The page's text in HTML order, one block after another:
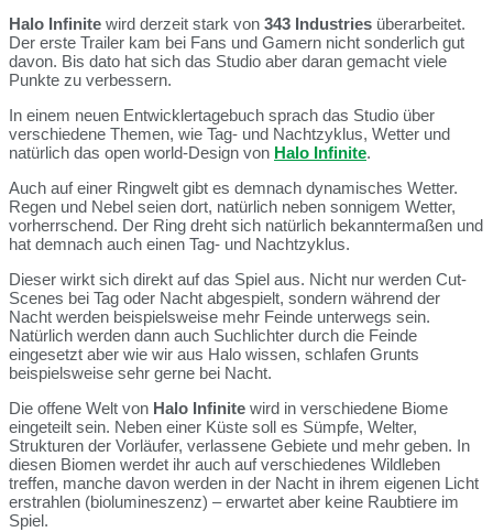
Halo Infinite wird derzeit stark von 343 Industries überarbeitet.
Der erste Trailer kam bei Fans und Gamern nicht sonderlich gut
davon. Bis dato hat sich das Studio aber daran gemacht viele
Punkte zu verbessern.
In einem neuen Entwicklertagebuch sprach das Studio über
verschiedene Themen, wie Tag- und Nachtzyklus, Wetter und
natürlich das open world-Design von Halo Infinite.
Auch auf einer Ringwelt gibt es demnach dynamisches Wetter.
Regen und Nebel seien dort, natürlich neben sonnigem Wetter,
vorherrschend. Der Ring dreht sich natürlich bekanntermaßen und
hat demnach auch einen Tag- und Nachtzyklus.
Dieser wirkt sich direkt auf das Spiel aus. Nicht nur werden Cut-
Scenes bei Tag oder Nacht abgespielt, sondern während der
Nacht werden beispielsweise mehr Feinde unterwegs sein.
Natürlich werden dann auch Suchlichter durch die Feinde
eingesetzt aber wie wir aus Halo wissen, schlafen Grunts
beispielsweise sehr gerne bei Nacht.
Die offene Welt von Halo Infinite wird in verschiedene Biome
eingeteilt sein. Neben einer Küste soll es Sümpfe, Welter,
Strukturen der Vorläufer, verlassene Gebiete und mehr geben. In
diesen Biomen werdet ihr auch auf verschiedenes Wildleben
treffen, manche davon werden in der Nacht in ihrem eigenen Licht
erstrahlen (biolumineszenz) – erwartet aber keine Raubtiere im
Spiel.